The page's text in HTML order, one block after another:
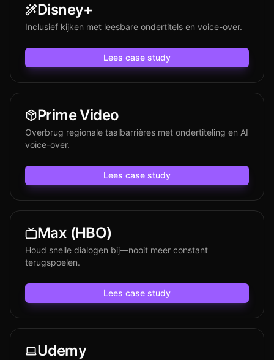
Disney+
Inclusief kijken met leesbare ondertitels en voice-over.
Lees case study
Prime Video
Overbrug regionale taalbarrières met ondertiteling en AI
voice-over.
Lees case study
Max (HBO)
Houd snelle dialogen bij—nooit meer constant
terugspoelen.
Lees case study
Udemy